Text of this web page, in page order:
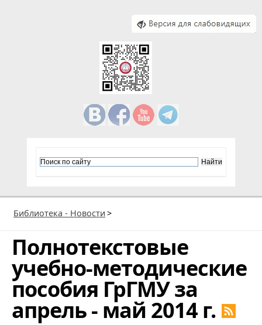
Библиотека - Новости >
Полнотекстовые
учебно-методические
пособия ГрГМУ за
апрель - май 2014 г.